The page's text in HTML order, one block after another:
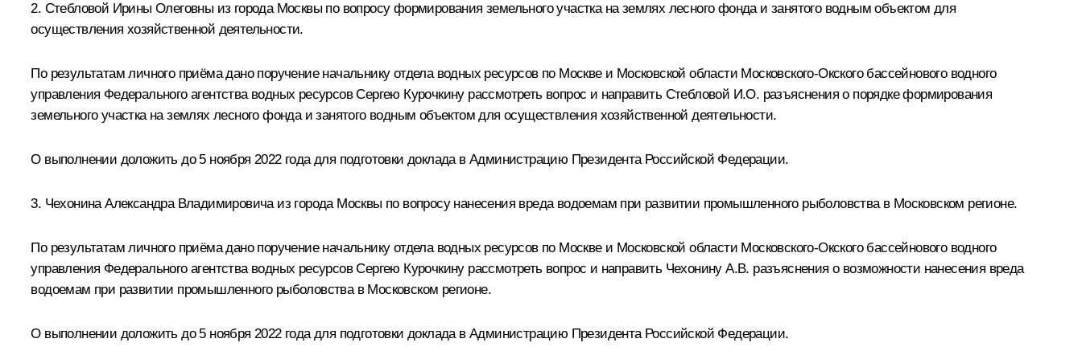
2. Стебловой Ирины Олеговны из города Москвы по вопросу формирования земельного участка на землях лесного фонда и занятого водным объектом для
осуществления хозяйственной деятельности.
По результатам личного приёма дано поручение начальнику отдела водных ресурсов по Москве и Московской области Московского-Окского бассейнового водного
управления Федерального агентства водных ресурсов Сергею Курочкину рассмотреть вопрос и направить Стебловой И.О. разъяснения о порядке формирования
земельного участка на землях лесного фонда и занятого водным объектом для осуществления хозяйственной деятельности.
О выполнении доложить до 5 ноября 2022 года для подготовки доклада в Администрацию Президента Российской Федерации.
3. Чехонина Александра Владимировича из города Москвы по вопросу нанесения вреда водоемам при развитии промышленного рыболовства в Московском регионе.
По результатам личного приёма дано поручение начальнику отдела водных ресурсов по Москве и Московской области Московского-Окского бассейнового водного
управления Федерального агентства водных ресурсов Сергею Курочкину рассмотреть вопрос и направить Чехонину А.В. разъяснения о возможности нанесения вреда
водоемам при развитии промышленного рыболовства в Московском регионе.
О выполнении доложить до 5 ноября 2022 года для подготовки доклада в Администрацию Президента Российской Федерации.